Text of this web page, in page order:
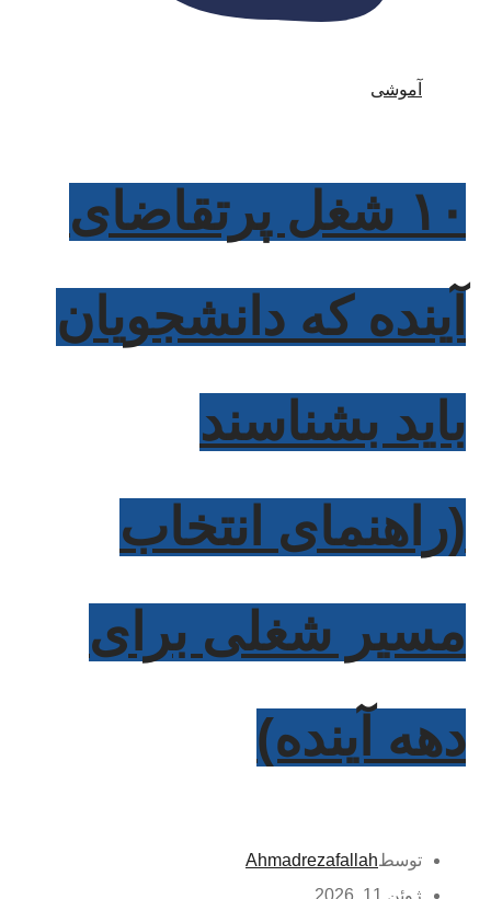
آموشی
۱۰ شغل پرتقاضای
آینده که دانشجویان
باید بشناسند
(راهنمای انتخاب
مسیر شغلی برای
دهه آینده)
توسطAhmadrezafallah